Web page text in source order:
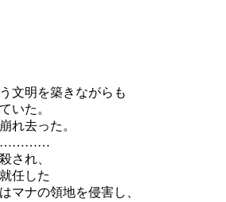
文明を築きながらも
いた。
れ去った。
され、
任した
マナの領地を侵害し、